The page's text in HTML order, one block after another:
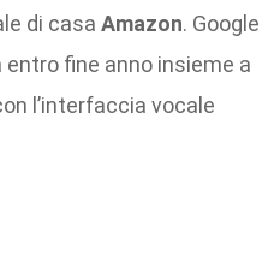
di casa Amazon. Google
fine anno insieme a
l’interfaccia vocale